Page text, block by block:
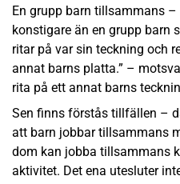
En grupp barn tillsammans
konstigare än en grupp barn
ritar på var sin teckning och
annat barns platta.” –
rita på ett annat barns
Sen finns förstås tillfällen –
att barn jobbar tillsammans
dom kan jobba tillsammans
aktivitet. Det ena utesluter